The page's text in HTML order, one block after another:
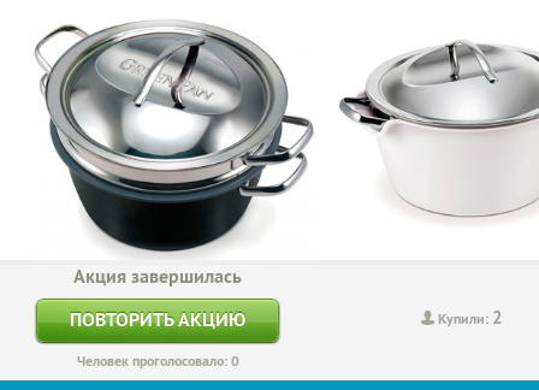
Купили: 2
Акция завершилась
ПОВТОРИТЬ АКЦИЮ
Человек проголосовало: 0